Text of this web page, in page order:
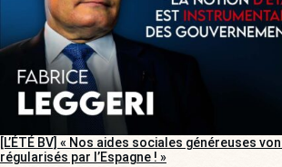
[L’ÉTÉ BV] « Nos aides sociales généreuses
régularisés par l’Espagne ! »